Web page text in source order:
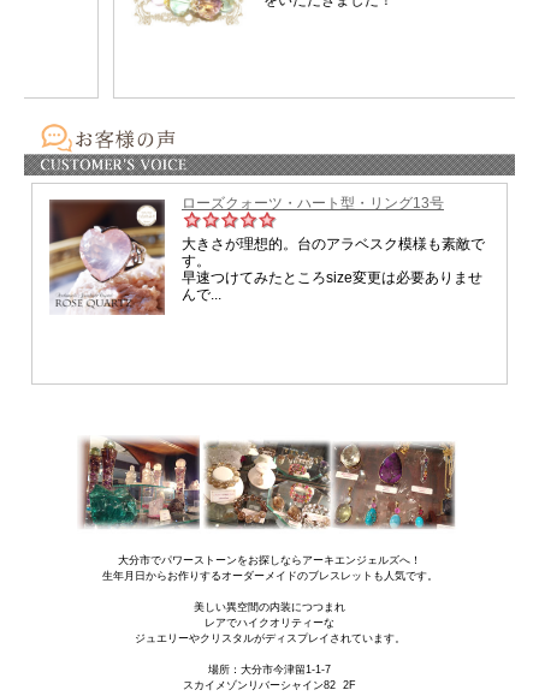
静かなパワーが注がれます♡
無理に合わせないこと。
そうすることで
必要なご縁やタイミングが引き寄せられ、
現実は自然と動きはじめます♡
大分市でパワーストーンをお探しならアーキエンジェルズへ！
生年月日からお作りするオーダーメイドのブレスレットも人気です。
美しい異空間の内装につつまれ
レアでハイクオリティーな
ジュエリーやクリスタルがディスプレイされています。
場所： 大分市今津留1-1-7
スカイメゾンリバーシャイン82 2F